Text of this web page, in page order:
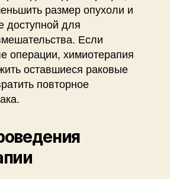
размер опухоли и
доступной для
Если
операции, химиотерапия
оставшиеся раковые
повторное